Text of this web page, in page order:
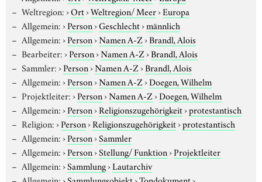
Weltregion:›Ort›Weltregion/ Meer›Europa
Allgemein:›Person›Geschlecht›männlich
Allgemein:›Person›Namen A-Z›Brandl, Alois
Bearbeiter:›Person›Namen A-Z›Brandl, Alois
Sammler:›Person›Namen A-Z›Brandl, Alois
Allgemein:›Person›Namen A-Z›Doegen, Wilhelm
Projektleiter:›Person›Namen A-Z›Doegen, Wilhelm
Allgemein:›Person›Religionszugehörigkeit›protestantisch
Religion:›Person›Religionszugehörigkeit›protestantisch
Allgemein:›Person›Sammler
Allgemein:›Person›Stellung/ Funktion›Projektleiter
Allgemein:›Sammlung›Lautarchiv